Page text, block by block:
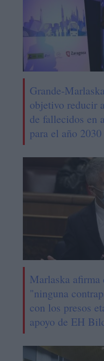
Grande-
objetivo reducir
de fallecidos en
para el año 2030
Marlaska afirma
"ninguna
con los presos
apoyo de EH